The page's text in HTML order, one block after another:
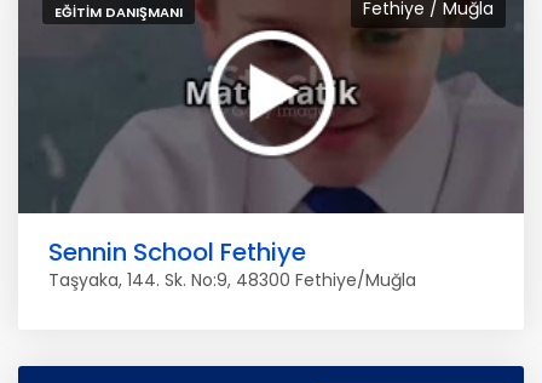
Fethiye / Muğla
EĞITIM DANIŞMANI
Sennin School Fethiye
Taşyaka, 144. Sk. No:9, 48300 Fethiye/Muğla